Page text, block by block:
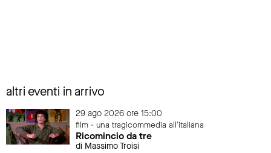
altri eventi in arrivo
29 ago 2026 ore 15:00
film - una tragicommedia all'italiana
Ricomincio da tre
di Massimo Troisi